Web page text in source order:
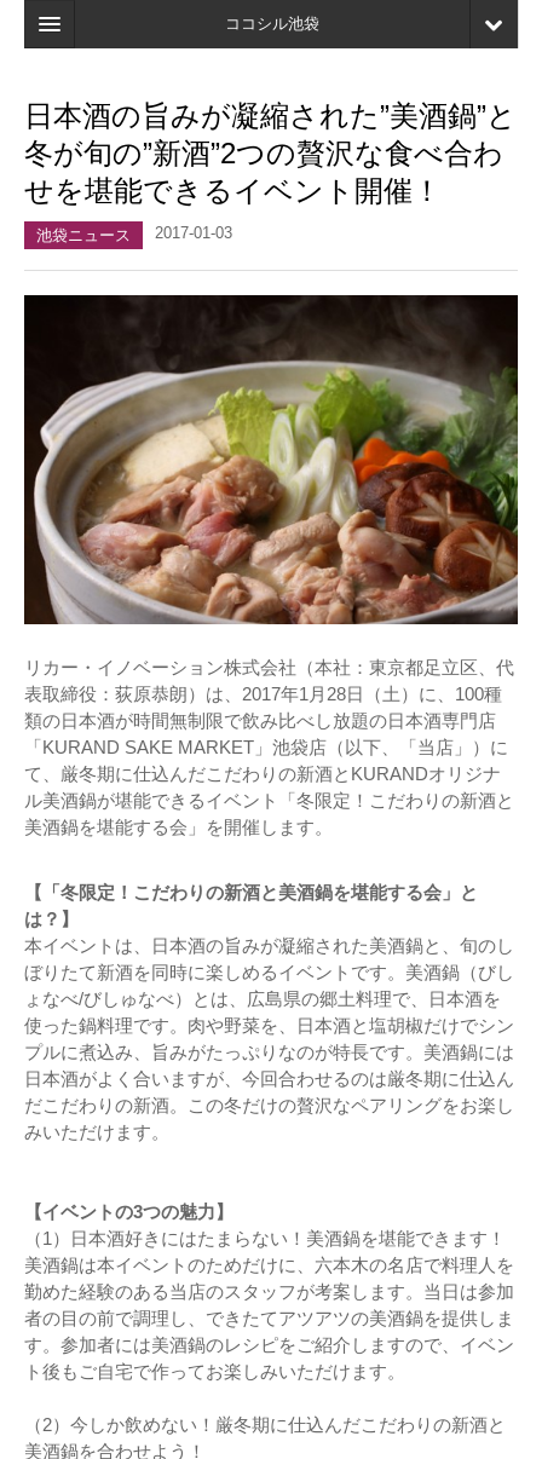
ココシル池袋
検索
店舗・施設最新情報
口コミ
マイページ
日本酒の旨みが凝縮された”美酒鍋”と
冬が旬の”新酒”2つの贅沢な食べ合わ
せを堪能できるイベント開催！
池袋ニュース 2017-01-03
リカー・イノベーション株式会社（本社：東京都足立区、代
表取締役：荻原恭朗）は、2017年1月28日（土）に、100種
類の日本酒が時間無制限で飲み比べし放題の日本酒専門店
「KURAND SAKE MARKET」池袋店（以下、「当店」）に
て、厳冬期に仕込んだこだわりの新酒とKURANDオリジナ
ル美酒鍋が堪能できるイベント「冬限定！こだわりの新酒と
美酒鍋を堪能する会」を開催します。
【「冬限定！こだわりの新酒と美酒鍋を堪能する会」と
は？】
本イベントは、日本酒の旨みが凝縮された美酒鍋と、旬のし
ぼりたて新酒を同時に楽しめるイベントです。美酒鍋（びし
ょなべ/びしゅなべ）とは、広島県の郷土料理で、日本酒を
使った鍋料理です。肉や野菜を、日本酒と塩胡椒だけでシン
プルに煮込み、旨みがたっぷりなのが特長です。美酒鍋には
日本酒がよく合いますが、今回合わせるのは厳冬期に仕込ん
だこだわりの新酒。この冬だけの贅沢なペアリングをお楽し
みいただけます。
【イベントの3つの魅力】
（1）日本酒好きにはたまらない！美酒鍋を堪能できます！
美酒鍋は本イベントのためだけに、六本木の名店で料理人を
勤めた経験のある当店のスタッフが考案します。当日は参加
者の目の前で調理し、できたてアツアツの美酒鍋を提供しま
す。参加者には美酒鍋のレシピをご紹介しますので、イベン
ト後もご自宅で作ってお楽しみいただけます。
（2）今しか飲めない！厳冬期に仕込んだこだわりの新酒と
美酒鍋を合わせよう！